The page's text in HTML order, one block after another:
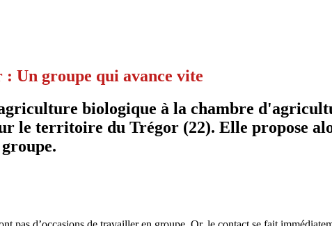
Un groupe qui avance vite
biologique à la chambre
le territoire du Trégor (22). Elle propose